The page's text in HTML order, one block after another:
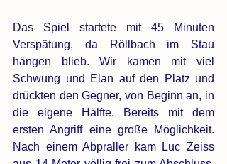
Das Spiel startete mit 45 Minuten
Verspätung, da Röllbach im Stau
hängen blieb. Wir kamen mit viel
Schwung und Elan auf den Platz und
drückten den Gegner, von Beginn an, in
die eigene Hälfte. Bereits mit dem
ersten Angriff eine große Möglichkeit.
Nach einem Abpraller kam Luc Zeiss